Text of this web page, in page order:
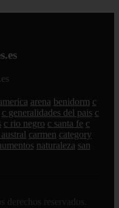
arena benidorm c
c generalidades del pais c
c rio negro c santa fe c
carmen category
naturaleza san
derechos reservados.